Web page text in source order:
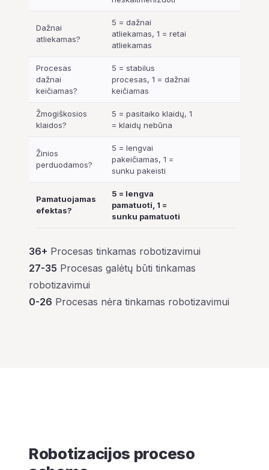
Dažnai
atliekamas?
5 = dažnai
atliekamas, 1 = retai
atliekamas
Procesas
dažnai
keičiamas?
5 = stabilus
procesas, 1 = dažnai
keičiamas
Žmogiškosios
klaidos?
5 = pasitaiko klaidų, 1
= klaidų nebūna
Žinios
perduodamos?
5 = lengvai
pakeičiamas, 1 =
sunku pakeisti
Pamatuojamas
efektas?
5 = lengva
pamatuoti, 1 =
sunku pamatuoti
36+ Procesas tinkamas robotizavimui
27-35 Procesas galėtų būti tinkamas
robotizavimui
0-26 Procesas nėra tinkamas robotizavimui
Robotizacijos proceso